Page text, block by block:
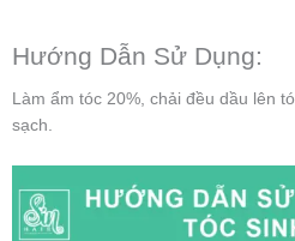
Hướng Dẫn Sử Dụng:
Làm ẩm tóc 20%, chải đều dầu lên
sạch.